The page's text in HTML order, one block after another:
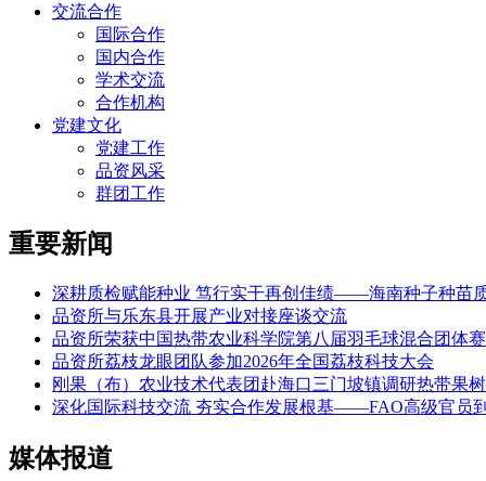
交流合作
国际合作
国内合作
学术交流
合作机构
党建文化
党建工作
品资风采
群团工作
重要新闻
深耕质检赋能种业 笃行实干再创佳绩——海南种子种苗
品资所与乐东县开展产业对接座谈交流
品资所荣获中国热带农业科学院第八届羽毛球混合团体
品资所荔枝龙眼团队参加2026年全国荔枝科技大会
刚果（布）农业技术代表团赴海口三门坡镇调研热带果
深化国际科技交流 夯实合作发展根基——FAO高级官员
媒体报道